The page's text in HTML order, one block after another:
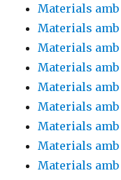
Materials amb
Materials amb
Materials amb
Materials amb
Materials amb
Materials amb
Materials amb
Materials amb
Materials amb